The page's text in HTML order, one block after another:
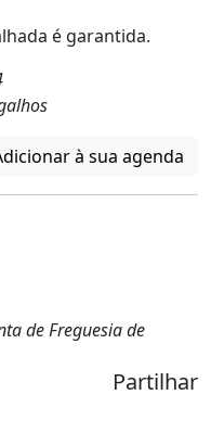
é garantida.
à sua agenda
de Freguesia de
Partilhar